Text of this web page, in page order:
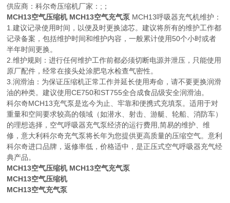
供应商：科尔奇压缩机厂家：;；
MCH13空气压缩机 MCH13空气充气泵 MCH13呼吸器充气机维护：
1.建议记录使用时间，以便及时更换滤芯。建议将所有的维护工作都
记录备案，包括维护时间和维护内容，一般累计使用50个小时或者
半年时间更换。
2.维护规则：进行任何维护工作前都必须切断电源并泄压，只能使用
原厂配件，经常在接头处涂肥皂水检查气密性。
3.润滑油：为保证压缩机正常工作并延长使用寿命，请不要更换润滑
油的种类。建议使用CE750和ST755全合成食品级安全润滑油。
科尔奇MCH13充气泵是迄今为止、牢靠和便携式充填泵。适用于对
重量和空间要求较高的领域（如潜水、射击、游艇、轮船、消防车）
的理想选择，空气呼吸器充气泵经济的运行费用,简易的维护、维
修，意大利科尔奇充气泵将长年为您提供更高质量的压缩空气。意利
科尔奇进口品牌，返修率低，价格适中，是正压式空气呼吸器充气经
典产品。
MCH13空气压缩机 MCH13空气充气泵
MCH13空气压缩机
MCH13空气充气泵